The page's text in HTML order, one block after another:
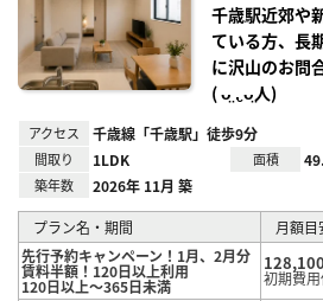
千歳駅近郊や
ている方、長
に沢山のお問
( ᴗ̤ .̮ ᴗ̤人)
アクセス 千歳線「千歳駅」徒歩9分
間取り 1LDK 面積
築年数 2026年 11月 築
プラン名・期間
月額目
先行予約キャンペーン！1月、2月分
賃料半額！120日以上利用
120日以上～365日未満
128,100
初期費